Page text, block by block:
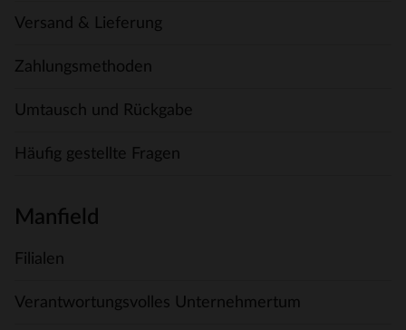
Versand & Lieferung
Zahlungsmethoden
Umtausch und Rückgabe
Häufig gestellte Fragen
Manfield
Filialen
Verantwortungsvolles Unternehmertum